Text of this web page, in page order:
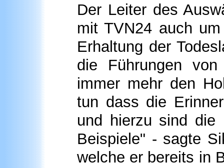
Der Leiter des
mit TVN24 auch
Erhaltung der
die Führungen von
immer mehr den
tun dass die
und hierzu sind die
Beispiele" - sagte
welche er bereits in